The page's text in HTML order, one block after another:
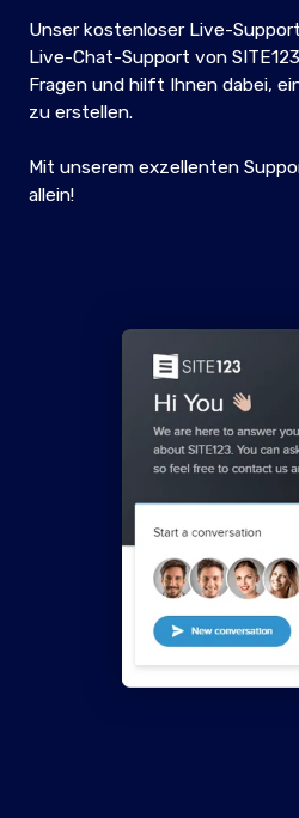
Unser kostenloser Live-
Live-Chat-Support von
Fragen und hilft Ihnen dabei,
zu erstellen.
Mit unserem exzellenten
allein!